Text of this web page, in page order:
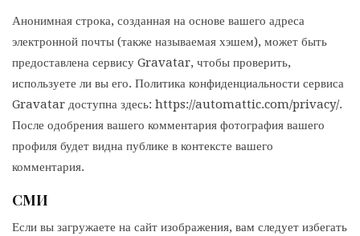
Анонимная строка, созданная на основе вашего адреса
электронной почты (также называемая хэшем), может быть
предоставлена сервису Gravatar, чтобы проверить,
используете ли вы его. Политика конфиденциальности сервиса
Gravatar доступна здесь: https://automattic.com/privacy/.
После одобрения вашего комментария фотография вашего
профиля будет видна публике в контексте вашего
комментария.
СМИ
Если вы загружаете на сайт изображения, вам следует избегать